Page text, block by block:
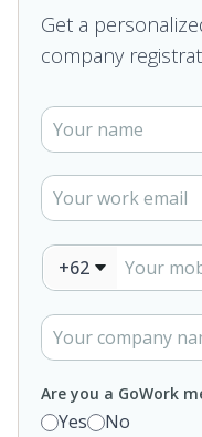
Get a
company
+62
Are you a GoWork
Yes No